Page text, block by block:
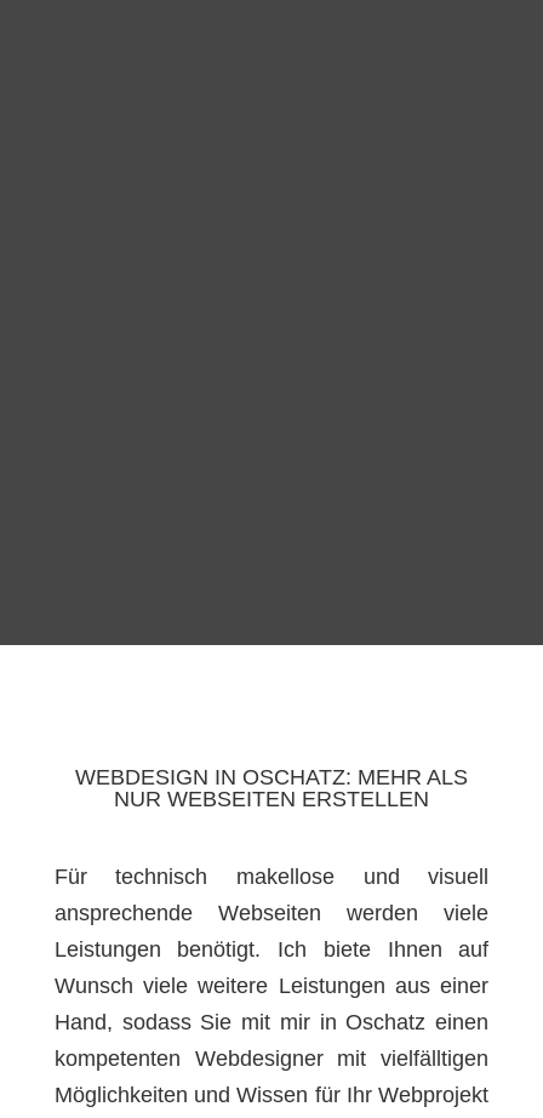
WEBDESIGN IN OSCHATZ: MEHR ALS
NUR WEBSEITEN ERSTELLEN
Für technisch makellose und visuell
ansprechende Webseiten werden viele
Leistungen benötigt. Ich biete Ihnen auf
Wunsch viele weitere Leistungen aus einer
Hand, sodass Sie mit mir in Oschatz einen
kompetenten Webdesigner mit vielfälltigen
Möglichkeiten und Wissen für Ihr Webprojekt